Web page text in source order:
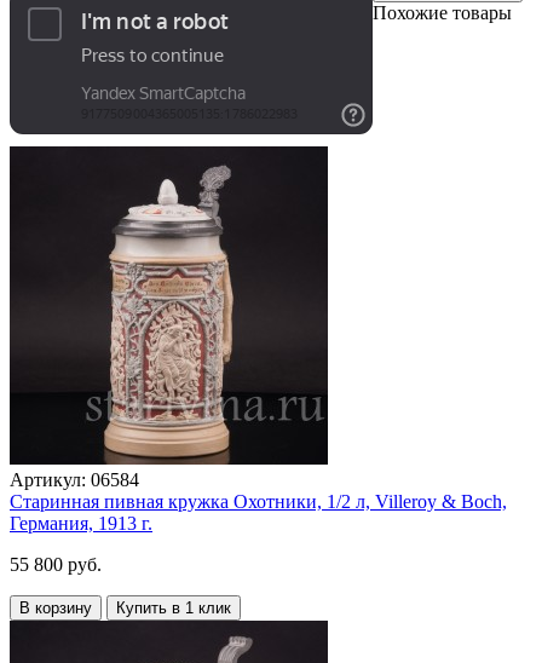
Похожие товары
Артикул: 06584
Старинная пивная кружка Охотники, 1/2 л, Villeroy & Boch,
Германия, 1913 г.
55 800 руб.
В корзину Купить в 1 клик